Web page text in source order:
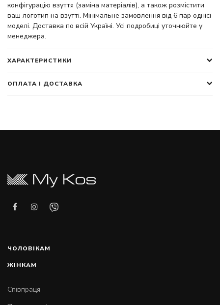
конфігурацію взуття (заміна матеріалів), а також розмістити
ваш логотип на взутті. Мінімальне замовлення від 6 пар однієї
моделі. Доставка по всій Україні. Усі подробиці уточнюйте у
менеджера.
ХАРАКТЕРИСТИКИ
ОПЛАТА І ДОСТАВКА
ЧОЛОВІКАМ
ЖІНКАМ
Співпраця